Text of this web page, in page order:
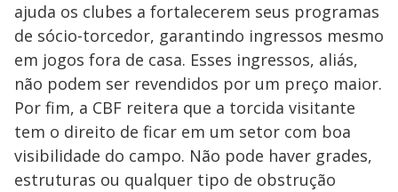
ajuda os clubes a fortalecerem seus programas
de sócio-torcedor, garantindo ingressos mesmo
em jogos fora de casa. Esses ingressos, aliás,
não podem ser revendidos por um preço maior.
Por fim, a CBF reitera que a torcida visitante
tem o direito de ficar em um setor com boa
visibilidade do campo. Não pode haver grades,
estruturas ou qualquer tipo de obstrução